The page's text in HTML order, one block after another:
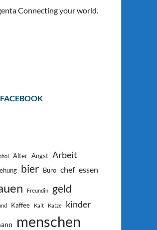
Alter Angst Arbeit
bier Büro chef essen
Freundin geld
Kaffee Kalt Katze kinder
menschen